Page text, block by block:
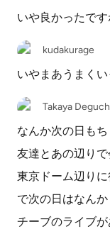
いや良かったです
kudakurage
いやまあうまくい
Takaya
なんか次の日もち
友達とあの辺りで
東京ドーム辺りに
で次の日はなん
チーブのライブが